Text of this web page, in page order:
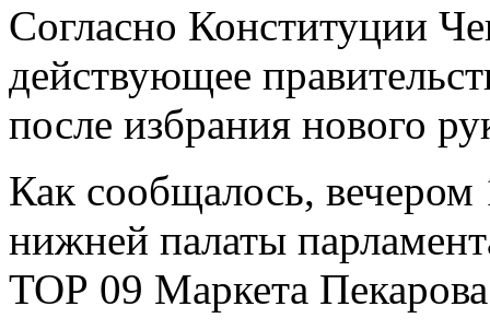
Согласно Конституции
действующее
после избрания нового
Как сообщалось, вечером
нижней палаты
ТОР 09 Маркета